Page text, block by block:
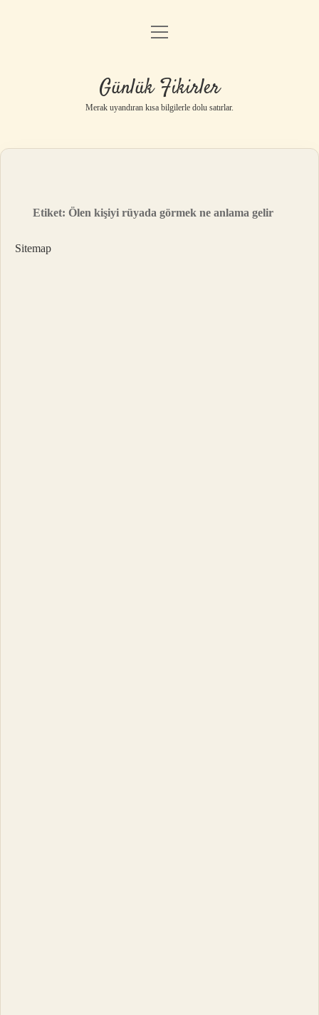
Anasayfa
Yasal Uyarı
menüyü
Günlük Fikirler
Merak uyandıran kısa bilgilerle dolu satırlar.
Etiket:Ölen kişiyi rüyada görmek ne anlama gelir
Sitemap